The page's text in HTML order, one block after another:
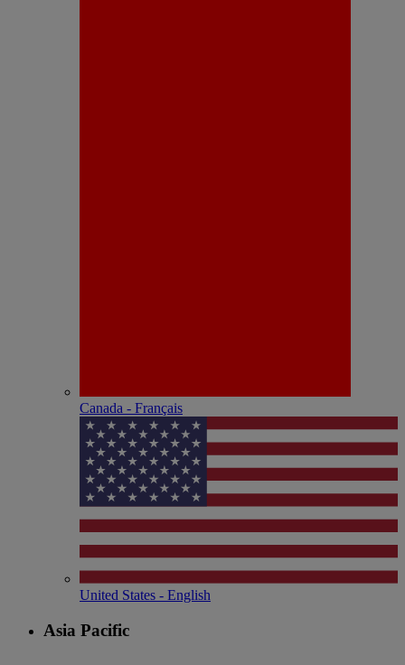
Canada - Français
United States - English
Asia Pacific